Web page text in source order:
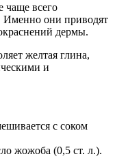
чаще всего
Именно они приводят
дермы.
желтая глина,
и
с соком
жожоба (0,5 ст. л.).